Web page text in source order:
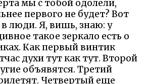
мы с тобой одолели,
первого не будет? Вот
люди. Я, вишь, знаю: у
такое зеркало есть о
Как первый винтик
духи тут как тут. Второй
объявятся. Третий
Четвертый еще